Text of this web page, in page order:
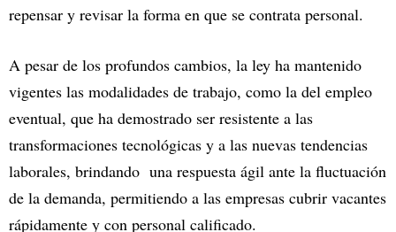
repensar y revisar la forma en que se contrata personal.
A pesar de los profundos cambios, la ley ha mantenido
vigentes las modalidades de trabajo, como la del empleo
eventual, que ha demostrado ser resistente a las
transformaciones tecnológicas y a las nuevas tendencias
laborales, brindando una respuesta ágil ante la fluctuación
de la demanda, permitiendo a las empresas cubrir vacantes
rápidamente y con personal calificado.